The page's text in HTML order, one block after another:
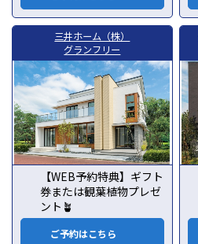
三井ホーム（株）
グランフリー
【WEB予約特典】ギフト
券または観葉植物プレゼ
ント🪴
ご予約はこちら